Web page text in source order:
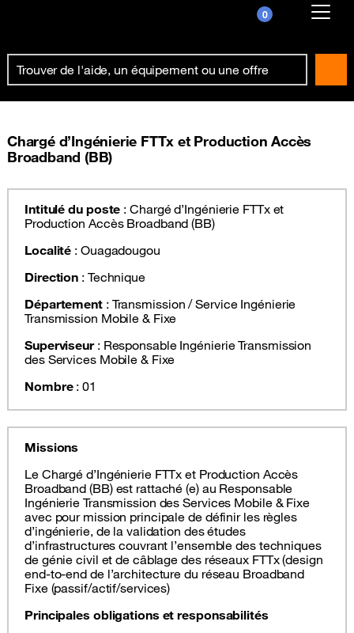
0
Already customer ?
Chargé d’Ingénierie FTTx et Production Accès
Broadband (BB)
Intitulé du poste : Chargé d’Ingénierie FTTx et
Production Accès Broadband (BB)
Localité : Ouagadougou
Direction : Technique
Département: Transmission / Service Ingénierie
Transmission Mobile & Fixe
Superviseur: Responsable Ingénierie Transmission
des Services Mobile & Fixe
Nombre: 01
Missions
Le Chargé d’Ingénierie FTTx et Production Accès
Broadband (BB) est rattaché (e) au Responsable
Ingénierie Transmission des Services Mobile & Fixe
avec pour mission principale de définir les règles
d’ingénierie, de la validation des études
d’infrastructures couvrant l’ensemble des techniques
de génie civil et de câblage des réseaux FTTx (design
end-to-end de l’architecture du réseau Broadband
Fixe (passif/actif/services)
Principales obligations et responsabilités